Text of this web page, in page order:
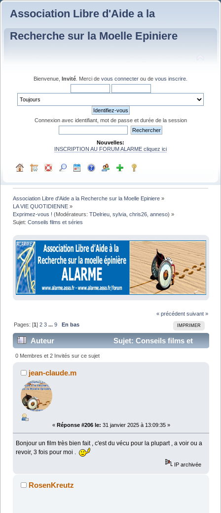
Association Libre d'Aide a la
Recherche sur la Moelle Epiniere
Bienvenue, Invité . Merci de vous connecter ou de vous inscrire
Connexion avec identifiant, mot de passe et durée de la session
Nouvelles:
INSCRIPTION AU FORUM ALARME cliquez ici
Association Libre d'Aide a la Recherche sur la Moelle Epiniere »
LA VIE QUOTIDIENNE »
Exprimez-vous ! (Modérateurs:TDelrieu ,sylvia ,chris26 ,anneso) »
Sujet:Conseils films et séries
« précédent suivant »
IMPRIMER
Pages: [1]2 3 ...9 En bas
Auteur
Sujet: Conseils films et
séries (Lu 207324 fois)
0 Membres et 2 Invités sur ce sujet
jean-claude.m
« Réponse #206 le: 31 janvier 2025 à 13:09:35 »
Bonjour un film très bien fait , c'est du vécu pour la plupart , a voir ou a
revoir, 3 fois pour moi .
IP archivée
RosenKreutz